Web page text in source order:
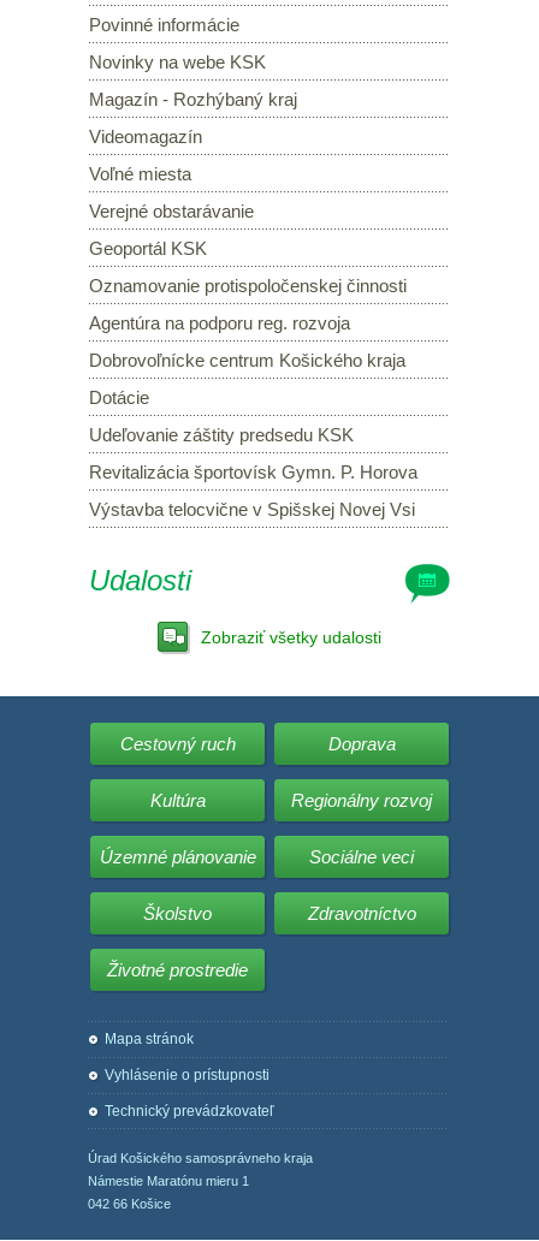
Povinné informácie
Novinky na webe KSK
Magazín - Rozhýbaný kraj
Videomagazín
Voľné miesta
Verejné obstarávanie
Geoportál KSK
Oznamovanie protispoločenskej činnosti
Agentúra na podporu reg. rozvoja
Dobrovoľnícke centrum Košického kraja
Dotácie
Udeľovanie záštity predsedu KSK
Revitalizácia športovísk Gymn. P. Horova
Výstavba telocvične v Spišskej Novej Vsi
Udalosti
Zobraziť všetky udalosti
Cestovný ruch Doprava
Kultúra Regionálny rozvoj
Územné plánovanie Sociálne veci
Školstvo Zdravotníctvo
Životné prostredie
Mapa stránok
Vyhlásenie o prístupnosti
Technický prevádzkovateľ
Úrad Košického samosprávneho kraja
Námestie Maratónu mieru 1
042 66 Košice